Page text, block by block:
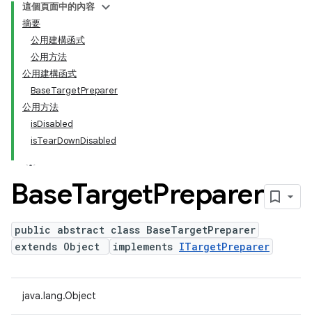
這個頁面中的內容
摘要
公用建構函式
公用方法
公用建構函式
BaseTargetPreparer
公用方法
isDisabled
isTearDownDisabled
BaseTargetPreparer
public abstract class BaseTargetPreparer
extends Object
implements ITargetPreparer
java.lang.Object